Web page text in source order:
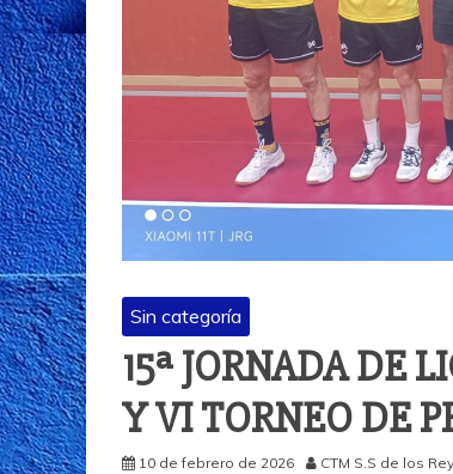
Sin categoría
15ª JORNADA DE
Y VI TORNEO DE
10 de febrero de 2026 CTM S.S de los